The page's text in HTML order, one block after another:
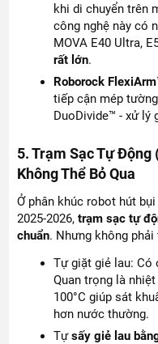
khi di chuyển trên
công nghệ này có
MOVA E40 Ultra,
rất lớn.
Roborock
tiếp cận mép
DuoDivide™ - xử lý
5. Trạm Sạc Tự
Không Thể Bỏ Qua
Ở phân khúc robot hút
2025-2026,trạm sạc tự
chuẩn. Nhưng không
Tự giặt giẻ lau: Có
Quan trọng là
100°C giúp sát
hơn nước thường.
Tựsấy giẻ lau